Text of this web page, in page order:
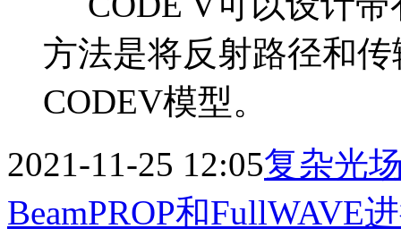
方法是将反射路径和
CODEV模型。
2021-11-25 12:05复杂光
BeamPROP和FullWAVE